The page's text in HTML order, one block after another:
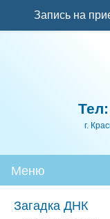
Запись на
Тел:
г.
Меню
Загадка ДНК